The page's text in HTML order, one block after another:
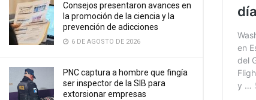
Consejos presentaron avances en
la promoción de la ciencia y la
prevención de adicciones
6 DE AGOSTO DE 2026
PNC captura a hombre que fingía
ser inspector de la SIB para
extorsionar empresas